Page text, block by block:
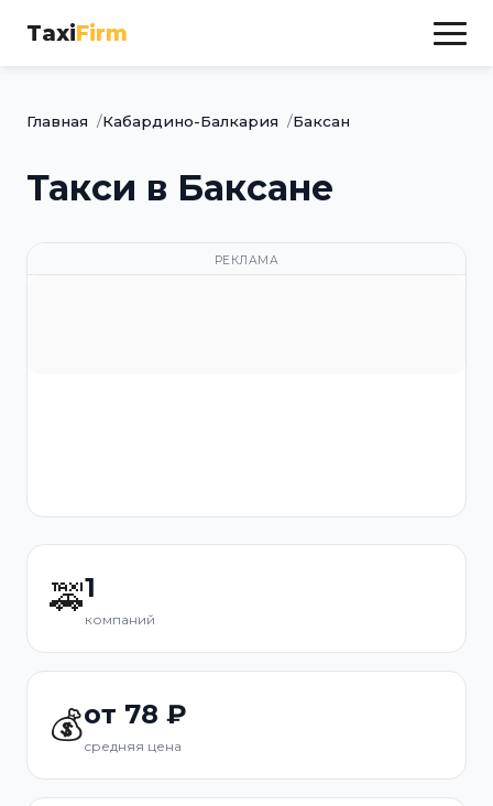
TaxiFirm
Главная Кабардино-Балкария Баксан
Такси в Баксане
РЕКЛАМА
🚕1
компаний
💰от 78 ₽
средняя цена